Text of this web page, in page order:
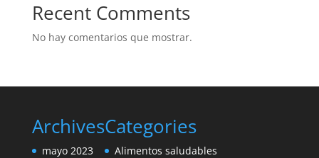
Recent Comments
No hay comentarios que mostrar.
Archives
mayo 2023
Categories
Alimentos saludables